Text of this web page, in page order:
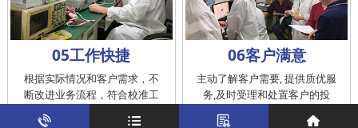
05工作快捷
根据实际情况和客户需求，不
断改进业务流程，符合校准工
作在服务的时间标准内完成
06客户满意
主动了解客户需要, 提供质优服
务,及时受理和处置客户的投
诉，提供快捷、方便的后续服